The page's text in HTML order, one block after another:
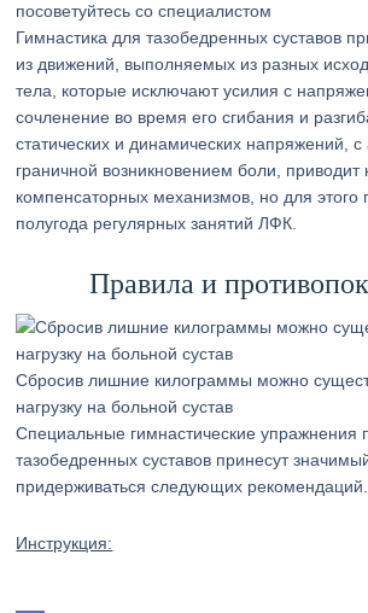
посоветуйтесь со специалистом
Гимнастика для тазобедренных суставов
из движений, выполняемых из разных
тела, которые исключают усилия с
сочленение во время его сгибания и
статических и динамических напряжений,
граничной возникновением боли, приводит
компенсаторных механизмов, но для этого
полугода регулярных занятий ЛФК.
Правила и
Сбросив лишние килограммы можно
нагрузку на больной сустав
Специальные гимнастические упражнения
тазобедренных суставов принесут
придерживаться следующих рекомендаций.
Инструкция: